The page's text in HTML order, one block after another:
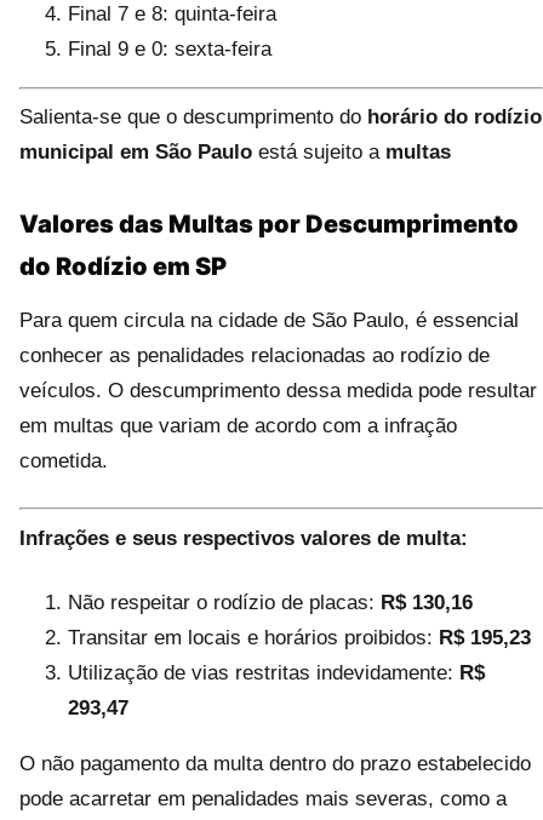
Final 7 e 8: quinta-feira
Final 9 e 0: sexta-feira
Salienta-se que o descumprimento do horário do rodízio
municipal em São Paulo está sujeito a multas
Valores das Multas por Descumprimento
do Rodízio em SP
Para quem circula na cidade de São Paulo, é essencial
conhecer as penalidades relacionadas ao rodízio de
veículos. O descumprimento dessa medida pode resultar
em multas que variam de acordo com a infração
cometida.
Infrações e seus respectivos valores de multa:
Não respeitar o rodízio de placas: R$ 130,16
Transitar em locais e horários proibidos: R$ 195,23
Utilização de vias restritas indevidamente: R$
293,47
O não pagamento da multa dentro do prazo estabelecido
pode acarretar em penalidades mais severas, como a